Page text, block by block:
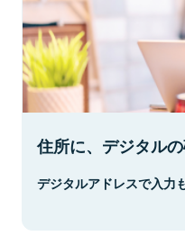
住所に、デジタルの
デジタルアドレスで入力